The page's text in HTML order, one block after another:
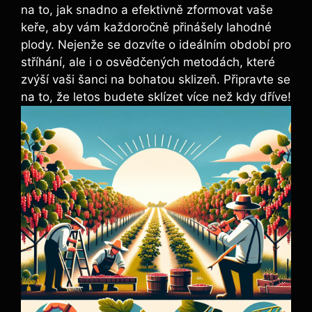
na to, jak snadno a efektivně zformovat vaše
keře, aby vám každoročně přinášely lahodné
plody. Nejenže se dozvíte o ideálním období pro
stříhání, ale i o osvědčených metodách, které
zvýší vaši šanci na bohatou sklizeň. Připravte se
na to, že letos budete sklízet více než kdy dříve!